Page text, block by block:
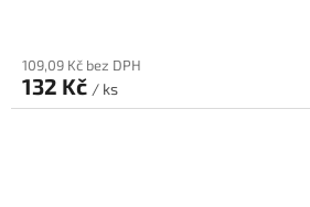
109,09 Kč bez DPH
132 Kč / ks